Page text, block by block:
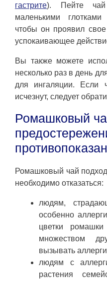
гастрите). Пейте
маленькими
чтобы он проявил свое
успокаивающее
Вы также можете
несколько раз в день
для ингаляции. Если
исчезнут, следует
Ромашковый
Ромашковый чай
необходимо отказаться:
людям,
особенно
цветки
множеством
вызывать
людям с
растения